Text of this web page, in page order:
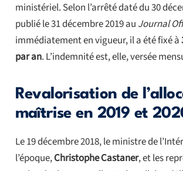
ministériel. Selon l’arrêté daté du 30
publié le 31 décembre 2019 au Journal
immédiatement en vigueur, il a été fixé à
par an. L’indemnité est, elle, versée
Revalorisation de
maîtrise en 2019 et
Le 19 décembre 2018, le ministre de
l’époque,Christophe Castaner, et les